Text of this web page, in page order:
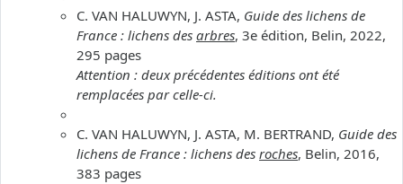
C. VAN HALUWYN, J. ASTA, Guide des lichens de
France : lichens des arbres, 3e édition, Belin, 2022,
295 pages
Attention : deux précédentes éditions ont été
remplacées par celle-ci.
C. VAN HALUWYN, J. ASTA, M. BERTRAND, Guide des
lichens de France : lichens des roches, Belin, 2016,
383 pages